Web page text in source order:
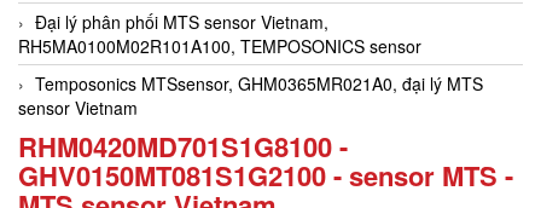
Đại lý phân phối MTS sensor Vietnam,
RH5MA0100M02R101A100, TEMPOSONICS sensor
Temposonics MTSsensor, GHM0365MR021A0, đại lý MTS
sensor Vietnam
RHM0420MD701S1G8100 -
GHV0150MT081S1G2100 - sensor MTS -